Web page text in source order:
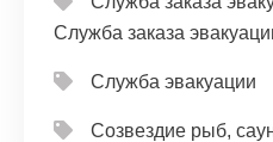
Служба заказа
Служба эвакуации
Созвездие рыб,